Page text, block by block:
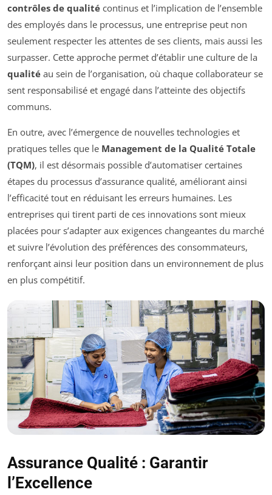
contrôles de qualité continus et l’implication de l’ensemble
des employés dans le processus, une entreprise peut non
seulement respecter les attentes de ses clients, mais aussi les
surpasser. Cette approche permet d’établir une culture de la
qualité au sein de l’organisation, où chaque collaborateur se
sent responsabilisé et engagé dans l’atteinte des objectifs
communs.
En outre, avec l’émergence de nouvelles technologies et
pratiques telles que le Management de la Qualité Totale
(TQM), il est désormais possible d’automatiser certaines
étapes du processus d’assurance qualité, améliorant ainsi
l’efficacité tout en réduisant les erreurs humaines. Les
entreprises qui tirent parti de ces innovations sont mieux
placées pour s’adapter aux exigences changeantes du marché
et suivre l’évolution des préférences des consommateurs,
renforçant ainsi leur position dans un environnement de plus
en plus compétitif.
Assurance Qualité : Garantir
l’Excellence